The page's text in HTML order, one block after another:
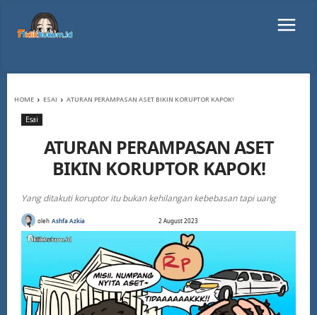
HOME ESAI ATURAN PERAMPASAN ASET BIKIN KORUPTOR KAPOK!
Esai
ATURAN PERAMPASAN ASET
BIKIN KORUPTOR KAPOK!
Yang ditakuti koruptor itu bukan kehilangan kebebasan tapi uang
oleh Ashfa Azkia 2 August 2023